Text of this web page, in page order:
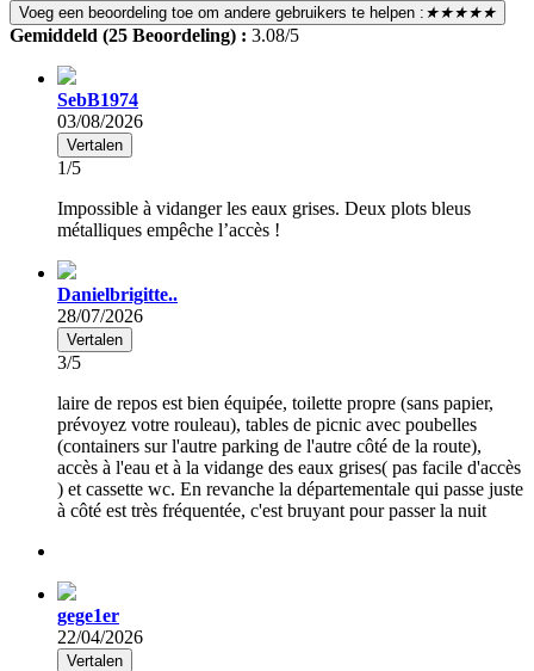
Voeg een beoordeling toe om andere gebruikers te helpen : ★★★★★
Gemiddeld (25 Beoordeling) : 3.08/5
SebB1974
03/08/2026
Vertalen
1/5
Impossible à vidanger les eaux grises. Deux plots bleus
métalliques empêche l’accès !
Danielbrigitte..
28/07/2026
Vertalen
3/5
laire de repos est bien équipée, toilette propre (sans papier,
prévoyez votre rouleau), tables de picnic avec poubelles
(containers sur l'autre parking de l'autre côté de la route),
accès à l'eau et à la vidange des eaux grises( pas facile d'accès
) et cassette wc. En revanche la départementale qui passe juste
à côté est très fréquentée, c'est bruyant pour passer la nuit
gege1er
22/04/2026
Vertalen